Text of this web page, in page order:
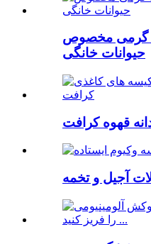
کیسه غذای مرطوب 85 گرمی مخصوص
حیوانات خانگی